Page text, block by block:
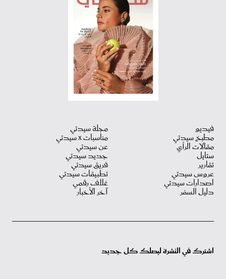
فيديو
مطبخ سيدتي
مقالات الرأي
ستايل
تقارير
عروس سيدتي
اصدارات سيدتي
دليل السفر
مجلة سيدتي
مناسبات X سيدتي
عن سيدتي
جديد سيدتي
فريق سيدتي
تطبيقات سيدتي
غلاف رقمي
آخر الأخبار
اشترك في النشرة ليصلك كل جديد